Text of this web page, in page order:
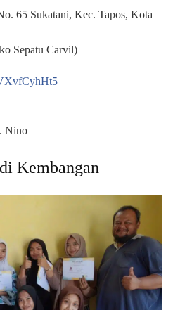
65 Sukatani, Kec. Tapos, Kota
Sepatu Carvil)
Nino
Kembangan